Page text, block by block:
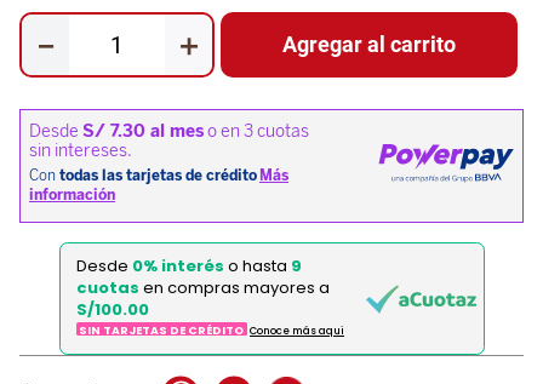
＋
－ Agregar al carrito
Desde 0% interés o hasta 9
cuotas en compras mayores a
S/100.00
SIN TARJETAS DE CRÉDITO Conoce más aqui